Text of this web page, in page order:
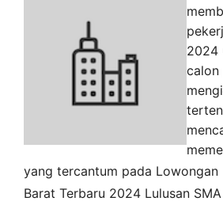
2024
calon
yang tercantum pada Lowongan
Barat Terbaru 2024 Lulusan